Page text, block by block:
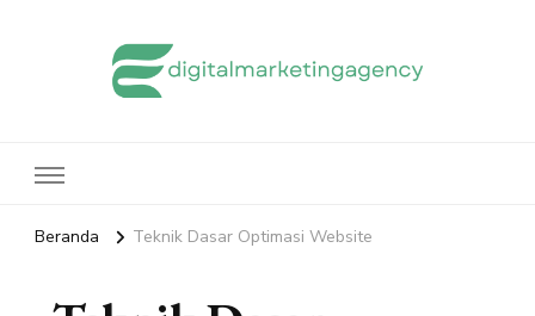
Beranda Teknik Dasar Optimasi Website